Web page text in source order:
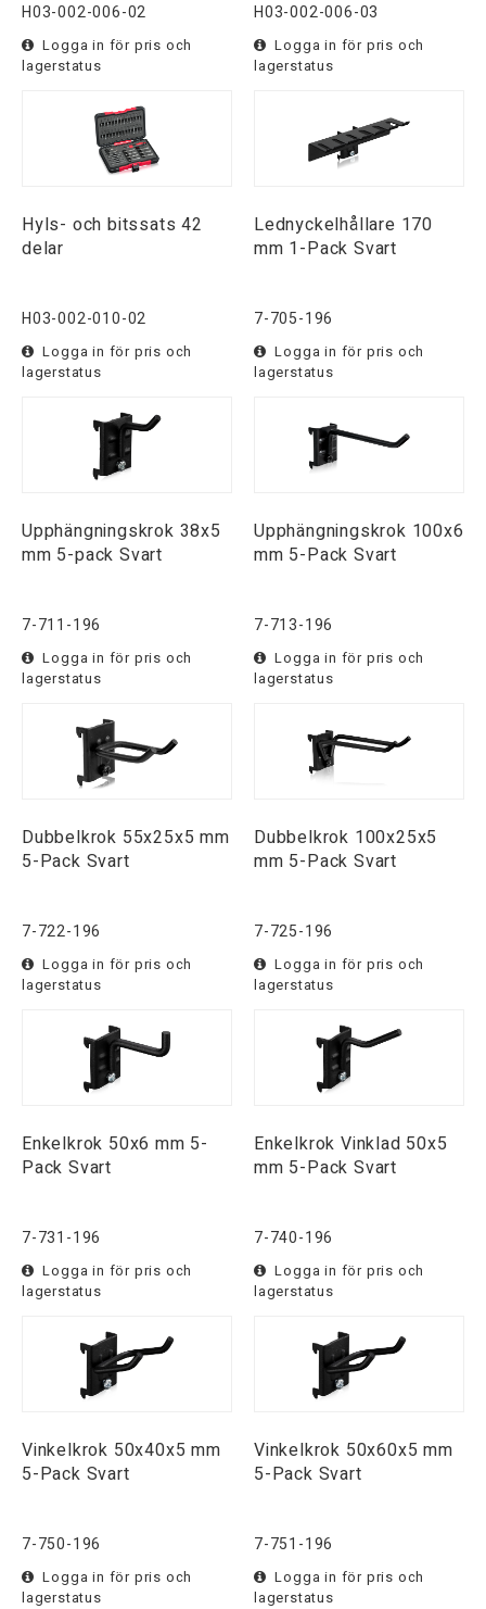
H03-002-006-02
Logga in för pris och
lagerstatus
H03-002-006-03
Logga in för pris och
lagerstatus
Hyls- och bitssats 42
delar
H03-002-010-02
Logga in för pris och
lagerstatus
Lednyckelhållare 170
mm 1-Pack Svart
7-705-196
Logga in för pris och
lagerstatus
Upphängningskrok 38x5
mm 5-pack Svart
7-711-196
Logga in för pris och
lagerstatus
Upphängningskrok 100x6
mm 5-Pack Svart
7-713-196
Logga in för pris och
lagerstatus
Dubbelkrok 55x25x5 mm
5-Pack Svart
7-722-196
Logga in för pris och
lagerstatus
Dubbelkrok 100x25x5
mm 5-Pack Svart
7-725-196
Logga in för pris och
lagerstatus
Enkelkrok 50x6 mm 5-
Pack Svart
7-731-196
Logga in för pris och
lagerstatus
Enkelkrok Vinklad 50x5
mm 5-Pack Svart
7-740-196
Logga in för pris och
lagerstatus
Vinkelkrok 50x40x5 mm
5-Pack Svart
7-750-196
Logga in för pris och
lagerstatus
Vinkelkrok 50x60x5 mm
5-Pack Svart
7-751-196
Logga in för pris och
lagerstatus